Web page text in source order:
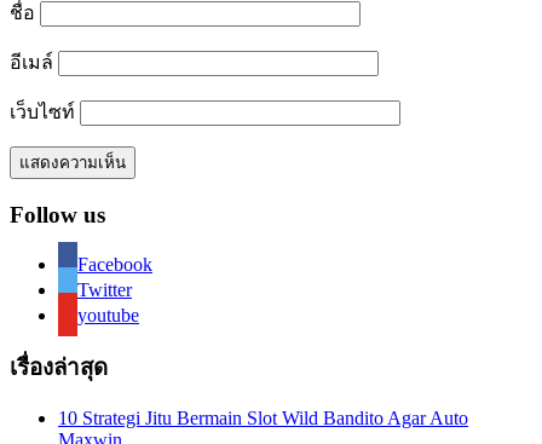
ชื่อ
อีเมล์
เว็บไซท์
Follow us
Facebook
Twitter
youtube
เรื่องล่าสุด
10 Strategi Jitu Bermain Slot Wild Bandito Agar Auto
Maxwin